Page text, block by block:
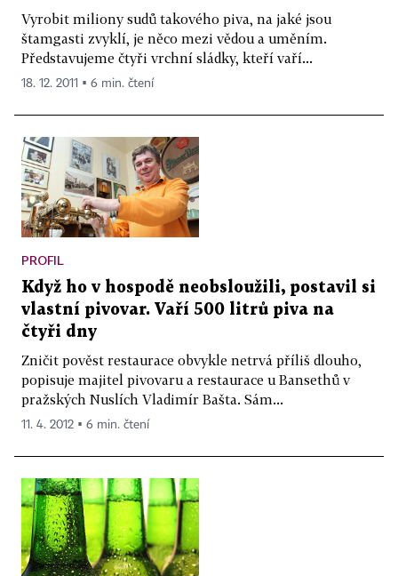
Vyrobit miliony sudů takového piva, na jaké jsou
štamgasti zvyklí, je něco mezi vědou a uměním.
Představujeme čtyři vrchní sládky, kteří vaří...
18. 12. 2011 ▪ 6 min. čtení
PROFIL
Když ho v hospodě neobsloužili, postavil si
vlastní pivovar. Vaří 500 litrů piva na
čtyři dny
Zničit pověst restaurace obvykle netrvá příliš dlouho,
popisuje majitel pivovaru a restaurace u Bansethů v
pražských Nuslích Vladimír Bašta. Sám...
11. 4. 2012 ▪ 6 min. čtení